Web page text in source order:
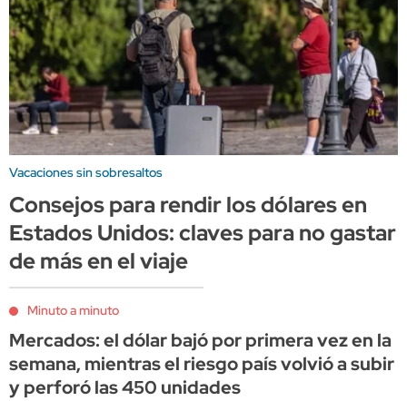
Vacaciones sin sobresaltos
Consejos para rendir los dólares en
Estados Unidos: claves para no gastar
de más en el viaje
Minuto a minuto
Mercados: el dólar bajó por primera vez en la
semana, mientras el riesgo país volvió a subir
y perforó las 450 unidades